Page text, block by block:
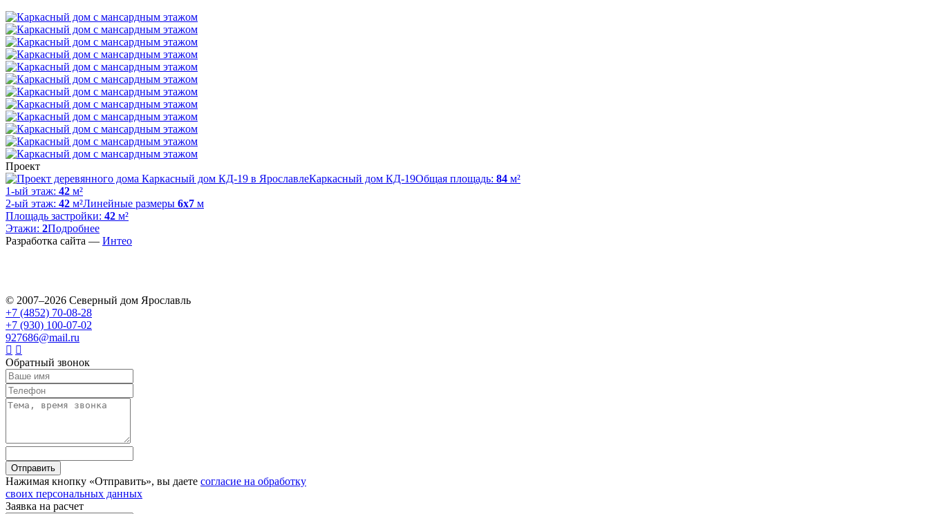
Проект
Каркасный дом КД-19Общая площадь: 84 м²
1-ый этаж: 42 м²
2-ый этаж: 42 м²Линейные размеры 6х7 м
Площадь застройки: 42 м²
Этажи: 2Подробнее
Разработка сайта — Интео
© 2007–2026 Северный дом Ярославль
+7 (4852) 70-08-28
+7 (930) 100-07-02
927686@mail.ru
Обратный звонок
Отправить
Нажимая кнопку «Отправить», вы даете согласие на обработку
своих персональных данных
Заявка на расчет